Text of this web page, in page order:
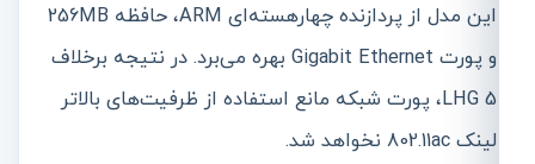
این مدل از پردازنده چهارهسته‌ای ARM، حافظه 256MB
و پورت Gigabit Ethernet بهره می‌برد. در نتیجه برخلاف
LHG 5، پورت شبکه مانع استفاده از ظرفیت‌های بالاتر
لینک 802.11ac نخواهد شد.